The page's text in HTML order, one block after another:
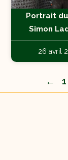
Portrait
Simon
26 avril
← 1